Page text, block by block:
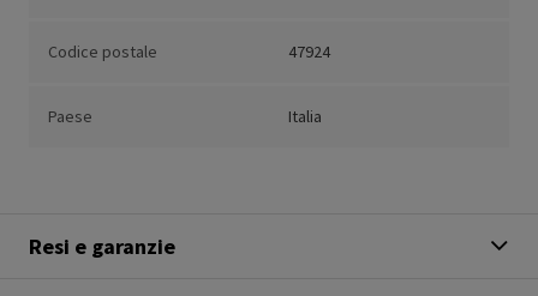
Codice postale 47924
Paese Italia
Resi e garanzie